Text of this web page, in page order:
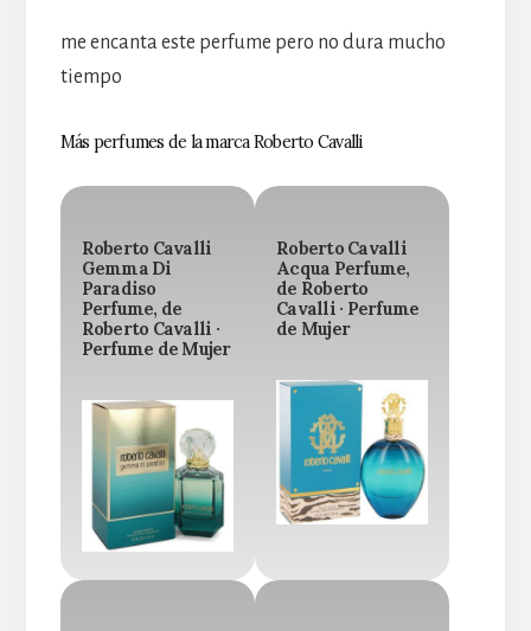
me encanta este perfume pero no dura mucho
tiempo
Más perfumes de la marca Roberto Cavalli
Roberto Cavalli
Gemma Di
Paradiso
Perfume, de
Roberto Cavalli ·
Perfume de Mujer
Roberto Cavalli
Acqua Perfume,
de Roberto
Cavalli · Perfume
de Mujer